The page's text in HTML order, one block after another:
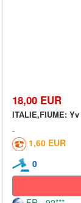
18,00 EUR
ITALIE,FIUME:
1,60 EUR
0